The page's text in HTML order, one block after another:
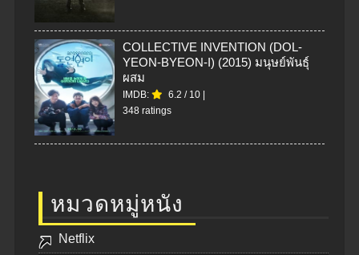
COLLECTIVE INVENTION (DOL-
YEON-BYEON-I) (2015) มนุษย์พันธุ์
ผสม
IMDB: 6.2 / 10 |
348 ratings
หมวดหมู่หนัง
Netflix